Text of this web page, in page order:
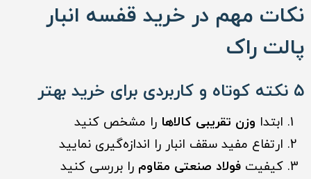
نکات مهم در خرید قفسه انبار
پالت راک
۵ نکته کوتاه و کاربردی برای خرید بهتر
ابتدا وزن تقریبی کالاها را مشخص کنید
ارتفاع مفید سقف انبار را اندازه‌گیری نمایید
کیفیت فولاد صنعتی مقاوم را بررسی کنید